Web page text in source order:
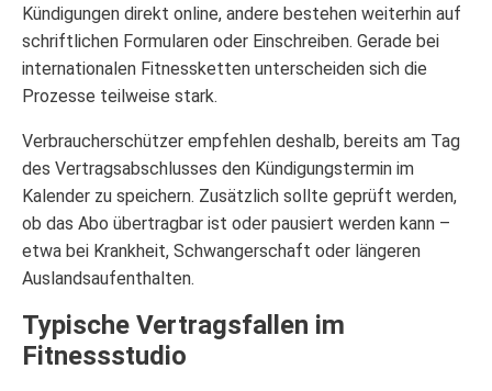
Kündigungen direkt online, andere bestehen weiterhin auf
schriftlichen Formularen oder Einschreiben. Gerade bei
internationalen Fitnessketten unterscheiden sich die
Prozesse teilweise stark.
Verbraucherschützer empfehlen deshalb, bereits am Tag
des Vertragsabschlusses den Kündigungstermin im
Kalender zu speichern. Zusätzlich sollte geprüft werden,
ob das Abo übertragbar ist oder pausiert werden kann –
etwa bei Krankheit, Schwangerschaft oder längeren
Auslandsaufenthalten.
Typische Vertragsfallen im
Fitnessstudio